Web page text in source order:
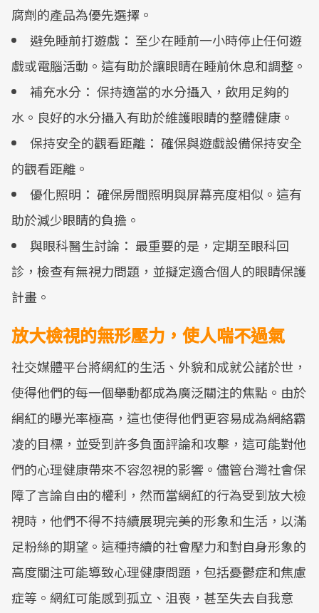
腐劑的產品為優先選擇。
避免睡前打遊戲： 至少在睡前一小時停止任何遊
戲或電腦活動。這有助於讓眼睛在睡前休息和調整。
補充水分： 保持適當的水分攝入，飲用足夠的
水。良好的水分攝入有助於維護眼睛的整體健康。
保持安全的觀看距離： 確保與遊戲設備保持安全
的觀看距離。
優化照明： 確保房間照明與屏幕亮度相似。這有
助於減少眼睛的負擔。
與眼科醫生討論： 最重要的是，定期至眼科回
診，檢查有無視力問題，並擬定適合個人的眼睛保護
計畫。
放大檢視的無形壓力，使人喘不過氣
社交媒體平台將網紅的生活、外貌和成就公諸於世，
使得他們的每一個舉動都成為廣泛關注的焦點。由於
網紅的曝光率極高，這也使得他們更容易成為網絡霸
凌的目標，並受到許多負面評論和攻擊，這可能對他
們的心理健康帶來不容忽視的影響。儘管台灣社會保
障了言論自由的權利，然而當網紅的行為受到放大檢
視時，他們不得不持續展現完美的形象和生活，以滿
足粉絲的期望。這種持續的社會壓力和對自身形象的
高度關注可能導致心理健康問題，包括憂鬱症和焦慮
症等。網紅可能感到孤立、沮喪，甚至失去自我意